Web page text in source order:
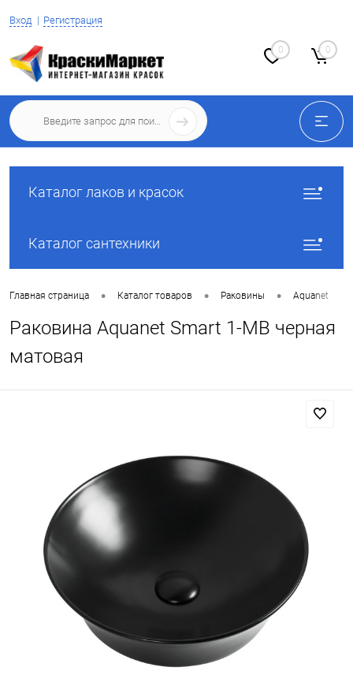
Вход Регистрация
0 0
Каталог лаков и красок
Каталог сантехники
Главная страница • Каталог товаров • Раковины • Aquanet
Раковина Aquanet Smart 1-МВ черная
матовая